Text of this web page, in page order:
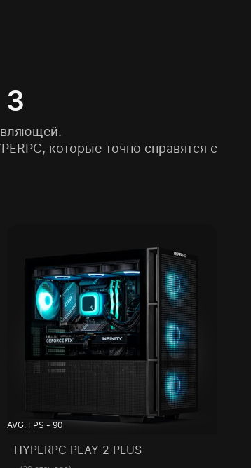
3
которые точно справятся с
AVG. FPS - 90
HYPERPC PLAY 2 PLUS